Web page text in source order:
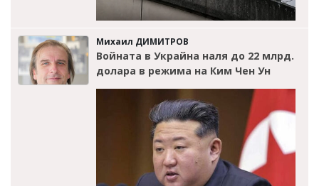
Михаил ДИМИТРОВ
Войната в Украйна наля до 22 млрд.
долара в режима на Ким Чен Ун